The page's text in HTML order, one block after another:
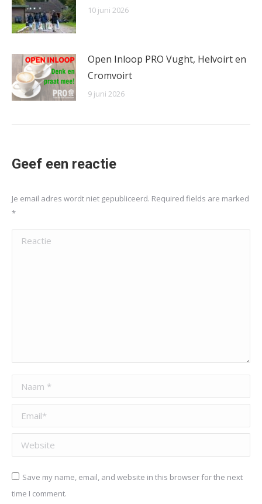
10 juni 2026
Open Inloop PRO Vught, Helvoirt en
Cromvoirt
9 juni 2026
Geef een reactie
Je email adres wordt niet gepubliceerd. Required fields are marked
*
Reactie
Naam *
Email *
Website
Save my name, email, and website in this browser for the next
time I comment.